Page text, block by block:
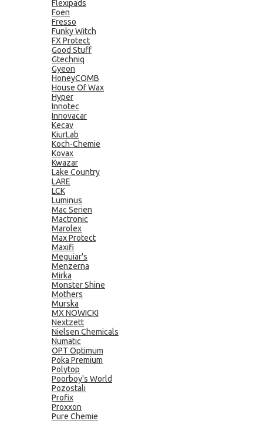
Flexipads
Foen
Fresso
Funky Witch
FX Protect
Good Stuff
Gtechniq
Gyeon
HoneyCOMB
House Of Wax
Hyper
Innotec
Innovacar
Kecav
KiurLab
Koch-Chemie
Kovax
Kwazar
Lake Country
LARE
LCK
Luminus
Mac Serien
Mactronic
Marolex
Max Protect
Maxifi
Meguiar's
Menzerna
Mirka
Monster Shine
Mothers
Murska
MX NOWICKI
Nextzett
Nielsen Chemicals
Numatic
OPT Optimum
Poka Premium
Polytop
Poorboy's World
Pozostali
Profix
Proxxon
Pure Chemie